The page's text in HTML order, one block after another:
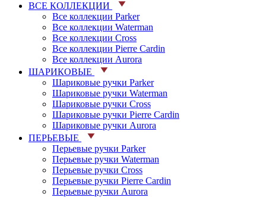
ВСЕ КОЛЛЕКЦИИ
Все коллекции Parker
Все коллекции Waterman
Все коллекции Cross
Все коллекции Pierre Cardin
Все коллекции Aurora
ШАРИКОВЫЕ
Шариковые ручки Parker
Шариковые ручки Waterman
Шариковые ручки Cross
Шариковые ручки Pierre Cardin
Шариковые ручки Aurora
ПЕРЬЕВЫЕ
Перьевые ручки Parker
Перьевые ручки Waterman
Перьевые ручки Cross
Перьевые ручки Pierre Cardin
Перьевые ручки Aurora